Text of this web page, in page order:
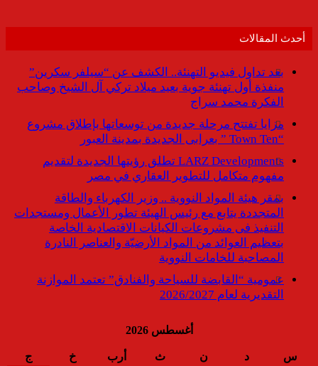
أحدث المقالات
بعد تداول فيديو التهنئة.. الكشف عن “سيلفر سكرين”
منفذة أول تهنئة جوية بعيد ميلاد تركي آل الشيخ وصاحب
الفكرة محمد سراج
مزايا تفتتح مرحلة جديدة من توسعاتها بإطلاق مشروع
“Town Ten ” بعرابى الجديدة بمدينة العبور
LARZ Developments تطلق رؤيتها الجديدة لتقديم
مفهوم متكامل للتطوير العقاري في مصر
بمقر هيئة المواد النووية .. وزير الكهرباء والطاقة
المتجددة يتابع مع رئيس الهيئة تطور الأعمال ومستجدات
التنفيذ فى مشروعات الكيانات الاقتصادية الخاصة
بتعظيم العوائد من المواد الأرضيّة والعناصر النادرة
المصاحبة للخامات النووية
عمومية “القابضة للسياحة والفنادق” تعتمد الموازنة
التقديرية لعام 2026/2027
أغسطس 2026
س د ن ث أرب خ ج